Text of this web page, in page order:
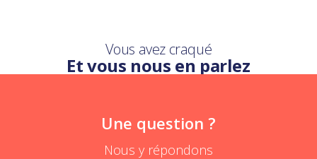
Vous avez craqué
Et vous nous en parlez
Une question ?
Nous y répondons